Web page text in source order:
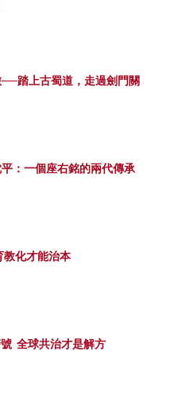
踏上古蜀道，走過劍門關
：一個座右銘的兩代傳承
教化才能治本
全球共治才是解方